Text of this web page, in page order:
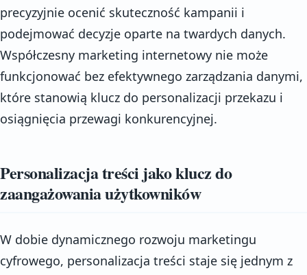
precyzyjnie ocenić skuteczność kampanii i
podejmować decyzje oparte na twardych danych.
Współczesny marketing internetowy nie może
funkcjonować bez efektywnego zarządzania danymi,
które stanowią klucz do personalizacji przekazu i
osiągnięcia przewagi konkurencyjnej.
Personalizacja treści jako klucz do
zaangażowania użytkowników
W dobie dynamicznego rozwoju marketingu
cyfrowego, personalizacja treści staje się jednym z